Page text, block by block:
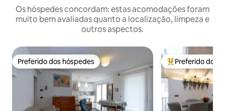
Os hóspedes concordam: estas acomodações foram
muito bem avaliadas quanto a localização, limpeza e
outros aspectos.
Preferido dos hóspedes
Preferido dos hóspedes Entre os
Preferido dos